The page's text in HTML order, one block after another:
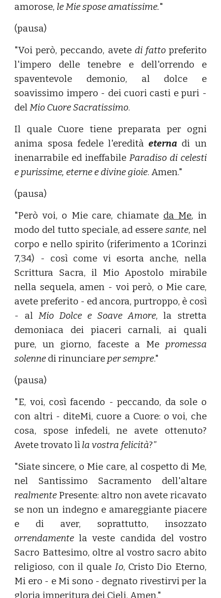
amorose, le Mie spose amatissime."
(pausa)
"Voi però, peccando, avete di fattopreferito
l'impero delle tenebre e dell'orrendo e
spaventevole demonio, al dolce e
soavissimo impero - dei cuori casti e puri -
delMio Cuore Sacratissimo.
Il quale Cuore tiene preparata per ogni
anima sposa fedele l'ereditàeterna di un
inenarrabile ed ineffabile Paradiso di celesti
e purissime, eterne e divine gioie. Amen."
(pausa)
"Però voi, o Mie care, chiamate da Me, in
modo del tutto speciale, ad essere sante, nel
corpo e nello spirito (riferimento a 1Corinzi
7,34) - così come vi esorta anche, nella
Scrittura Sacra, il Mio Apostolo mirabile
nella sequela, amen - voi però, o Mie care,
avete preferito - ed ancora, purtroppo, è così
- al Mio Dolce e Soave Amore, la stretta
demoniaca dei piaceri carnali, ai quali
pure, un giorno, faceste a Me promessa
solenne di rinunciare per sempre."
(pausa)
"E, voi, così facendo - peccando, da sole o
con altri - diteMi, cuore a Cuore: o voi, che
cosa, spose infedeli, ne avete ottenuto?
Avete trovato lì la vostra felicità?"
"Siate sincere, o Mie care, al cospetto di Me,
nel Santissimo Sacramento dell'altare
realmente Presente: altro non avete ricavato
se non un indegno e amareggiante piacere
e di aver, soprattutto, insozzato
orrendamente la veste candida del vostro
Sacro Battesimo, oltre al vostro sacro abito
religioso, con il quale Io, Cristo Dio Eterno,
Mi ero - e Mi sono - degnato rivestirvi per la
gloria imperitura dei Cieli. Amen."